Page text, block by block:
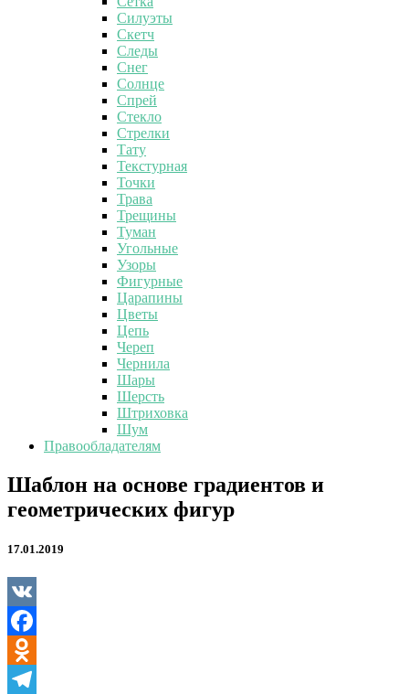
Силуэты
Скетч
Следы
Снег
Солнце
Спрей
Стекло
Стрелки
Тату
Текстурная
Точки
Трава
Трещины
Туман
Угольные
Узоры
Фигурные
Царапины
Цветы
Цепь
Череп
Чернила
Шары
Шерсть
Штриховка
Шум
Правообладателям
Шаблон
на
основе
и
фигур
Шаблон на основе градиентов и
геометрических фигур
17.01.2019
VK
Facebook
Odnoklassniki